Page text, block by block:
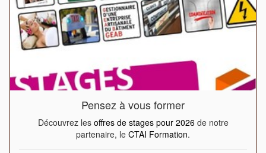
Pensez à vous former
Découvrez les offres de stages pour 2026de notre
partenaire, le CTAI Formation.